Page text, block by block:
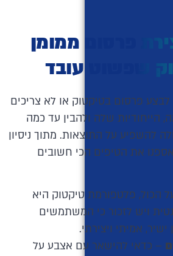
פרסום ממומן
שפשוט עובד
פרסום בטיקטוק או לא צריכים
הייחודיות שלה ולהבין עד כמה
להשפיע על התוצאות. מתוך ניסיון
את הטיפים הכי חשובים
הכול, פלטפורמת טיקטוק היא
ויש לזכור כי המשתמשים
אמיתי ויצירתי.
– כדאי להישאר עם אצבע על